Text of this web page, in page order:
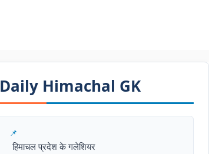
Daily Himachal GK​​
हिमाचल प्रदेश के गलेशियर